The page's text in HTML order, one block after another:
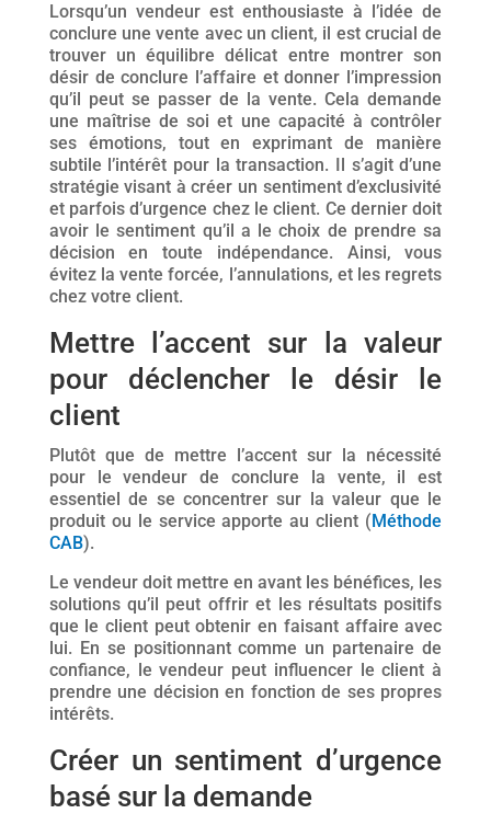
Lorsqu’un vendeur est enthousiaste à l’idée de
conclure une vente avec un client, il est crucial de
trouver un équilibre délicat entre montrer son
désir de conclure l’affaire et donner l’impression
qu’il peut se passer de la vente. Cela demande
une maîtrise de soi et une capacité à contrôler
ses émotions, tout en exprimant de manière
subtile l’intérêt pour la transaction. Il s’agit d’une
stratégie visant à créer un sentiment d’exclusivité
et parfois d’urgence chez le client. Ce dernier doit
avoir le sentiment qu’il a le choix de prendre sa
décision en toute indépendance. Ainsi, vous
évitez la vente forcée, l’annulations, et les regrets
chez votre client.
Mettre l’accent sur la valeur
pour déclencher le désir le
client
Plutôt que de mettre l’accent sur la nécessité
pour le vendeur de conclure la vente, il est
essentiel de se concentrer sur la valeur que le
produit ou le service apporte au client (Méthode
CAB).
Le vendeur doit mettre en avant les bénéfices, les
solutions qu’il peut offrir et les résultats positifs
que le client peut obtenir en faisant affaire avec
lui. En se positionnant comme un partenaire de
confiance, le vendeur peut influencer le client à
prendre une décision en fonction de ses propres
intérêts.
Créer un sentiment d’urgence
basé sur la demande